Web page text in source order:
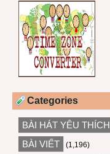
Categories
BÀI HÁT YÊU THÍCH
BÀI VIẾT (1,196)